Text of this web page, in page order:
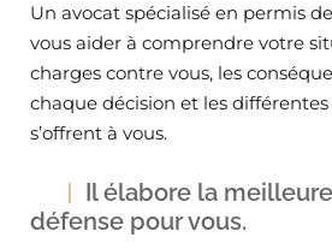
Un avocat spécialisé en permis
vous aider à comprendre votre
charges contre vous, les
chaque décision et les
s’offrent à vous.
Il élabore la
défense pour vous.